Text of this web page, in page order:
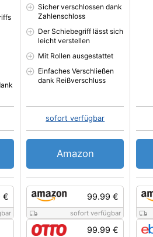
€ 99.99 €
sofort verfügbar
99.99 €
Sicher verschlossen dank
Zahlenschloss
Der Schiebegriff lässt sich
leicht verstellen
Mit Rollen ausgestattet
Einfaches Verschließen
dank Reißverschluss
sofort verfügbar
Amazon